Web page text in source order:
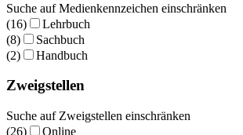
Suche auf Medienkennzeichen einschränken
(16)
Lehrbuch
(8)
Sachbuch
(2)
Handbuch
Zweigstellen
Suche auf Zweigstellen einschränken
(26)
Online